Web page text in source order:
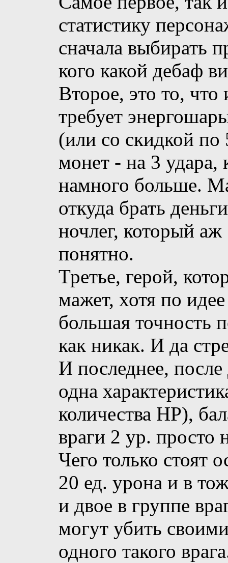
статистику
сначала выбирать
кого какой дебаф
Второе, это то, что
требует
(или со скидкой по
монет - на 3 удара,
намного больше.
откуда брать
ночлег, который
понятно.
Третье, герой,
мажет, хотя по
большая точность
как никак. И да
И последнее,
одна
количества HP),
враги 2 ур. просто
Чего только стоят
20 ед. урона и в
и двое в группе
могут убить
одного такого